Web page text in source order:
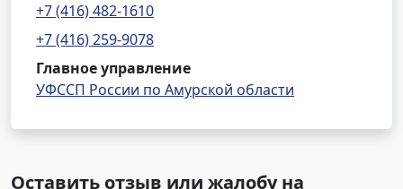
+7 (416) 482-1610
+7 (416) 259-9078
Главное управление
УФССП России по Амурской области
Оставить отзыв или жалобу на